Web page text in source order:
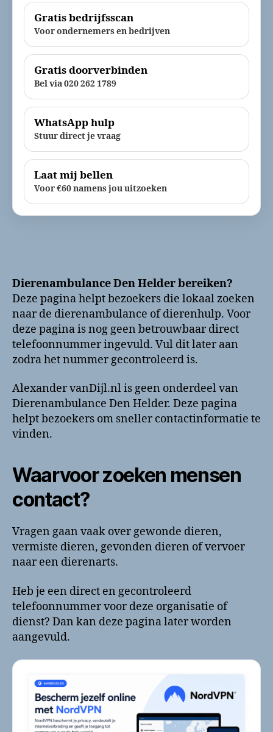
Gratis bedrijfsscan
Voor ondernemers en bedrijven
Gratis doorverbinden
Bel via 020 262 1789
WhatsApp hulp
Stuur direct je vraag
Laat mij bellen
Voor €60 namens jou uitzoeken
Dierenambulance Den Helder bereiken?
Deze pagina helpt bezoekers die lokaal zoeken
naar de dierenambulance of dierenhulp. Voor
deze pagina is nog geen betrouwbaar direct
telefoonnummer ingevuld. Vul dit later aan
zodra het nummer gecontroleerd is.
Alexander vanDijl.nl is geen onderdeel van
Dierenambulance Den Helder. Deze pagina
helpt bezoekers om sneller contactinformatie te
vinden.
Waarvoor zoeken mensen
contact?
Vragen gaan vaak over gewonde dieren,
vermiste dieren, gevonden dieren of vervoer
naar een dierenarts.
Heb je een direct en gecontroleerd
telefoonnummer voor deze organisatie of
dienst? Dan kan deze pagina later worden
aangevuld.